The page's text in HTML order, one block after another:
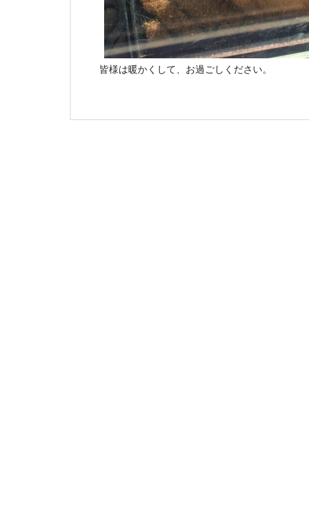
皆様は暖かくして、お過ごしください。